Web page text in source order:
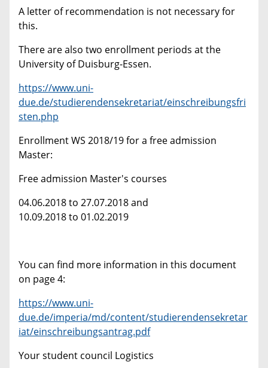
A letter of recommendation is not necessary for
this.
There are also two enrollment periods at the
University of Duisburg-Essen.
https://www.uni-
due.de/studierendensekretariat/einschreibungsfri
sten.php
Enrollment WS 2018/19 for a free admission
Master:
Free admission Master's courses
04.06.2018 to 27.07.2018 and
10.09.2018 to 01.02.2019
You can find more information in this document
on page 4:
https://www.uni-
due.de/imperia/md/content/studierendensekretar
iat/einschreibungsantrag.pdf
Your student council Logistics